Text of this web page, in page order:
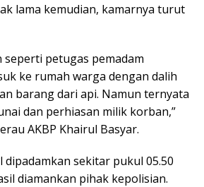
lama kemudian, kamarnya turut
seperti petugas pemadam
ke rumah warga dengan dalih
barang dari api. Namun ternyata
dan perhiasan milik korban,”
AKBP Khairul Basyar.
dipadamkan sekitar pukul 05.50
diamankan pihak kepolisian.